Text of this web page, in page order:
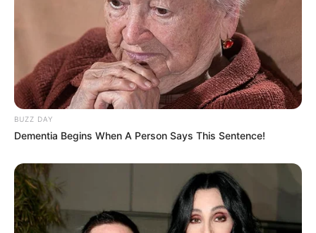
BUZZ DAY
Dementia Begins When A Person Says This Sentence!